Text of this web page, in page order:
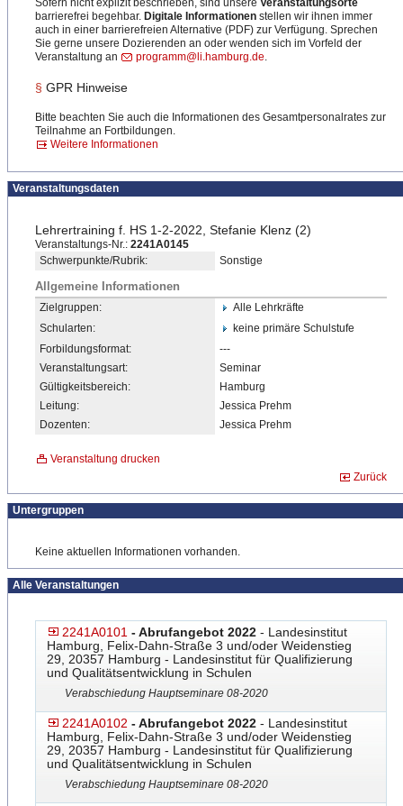
Sofern nicht explizit beschrieben, sind unsere Veranstaltungsorte
barrierefrei begehbar. Digitale Informationen stellen wir ihnen immer
auch in einer barrierefreien Alternative (PDF) zur Verfügung. Sprechen
Sie gerne unsere Dozierenden an oder wenden sich im Vorfeld der
Veranstaltung an
programm@li.hamburg.de.
§ GPR Hinweise
Bitte beachten Sie auch die Informationen des Gesamtpersonalrates zur
Teilnahme an Fortbildungen.
Weitere Informationen
Veranstaltungsdaten
Lehrertraining f. HS 1-2-2022, Stefanie Klenz (2)
Veranstaltungs-Nr.: 2241A0145
Schwerpunkte/Rubrik:
Sonstige
Allgemeine Informationen
Zielgruppen:
Alle Lehrkräfte
Schularten:
keine primäre Schulstufe
Forbildungsformat:
---
Veranstaltungsart:
Seminar
Gültigkeitsbereich:
Hamburg
Leitung:
Jessica Prehm
Dozenten:
Jessica Prehm
Veranstaltung drucken
Zurück
Untergruppen
Keine aktuellen Informationen vorhanden.
Alle Veranstaltungen
2241A0101 - Abrufangebot 2022 - Landesinstitut
Hamburg, Felix-Dahn-Straße 3 und/oder Weidenstieg
29, 20357 Hamburg - Landesinstitut für Qualifizierung
und Qualitätsentwicklung in Schulen
Verabschiedung Hauptseminare 08-2020
2241A0102 - Abrufangebot 2022 - Landesinstitut
Hamburg, Felix-Dahn-Straße 3 und/oder Weidenstieg
29, 20357 Hamburg - Landesinstitut für Qualifizierung
und Qualitätsentwicklung in Schulen
Verabschiedung Hauptseminare 08-2020